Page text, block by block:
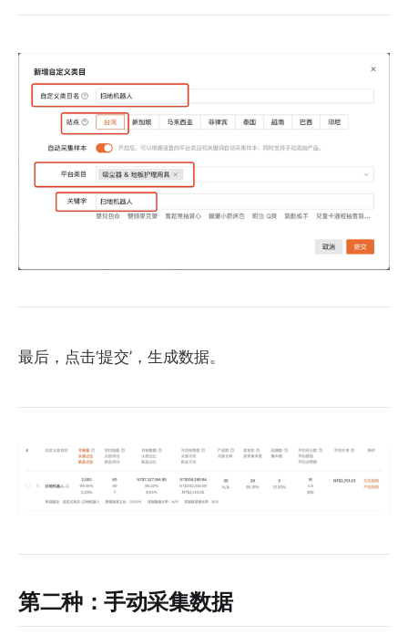
最后，点击‘提交’，生成数据。
第二种：手动采集数据